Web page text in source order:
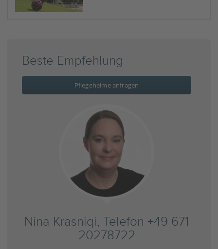
Beste Empfehlung
Pflegeheime anfragen
Nina Krasniqi, Telefon +49 671
20278722